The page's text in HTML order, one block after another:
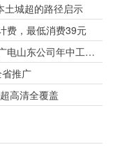
土城超的路径启示
费，最低消费39元
作会释放全面转型强烈信号
推广
高清全覆盖